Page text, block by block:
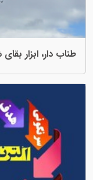
بقای شکست‌خوردگان